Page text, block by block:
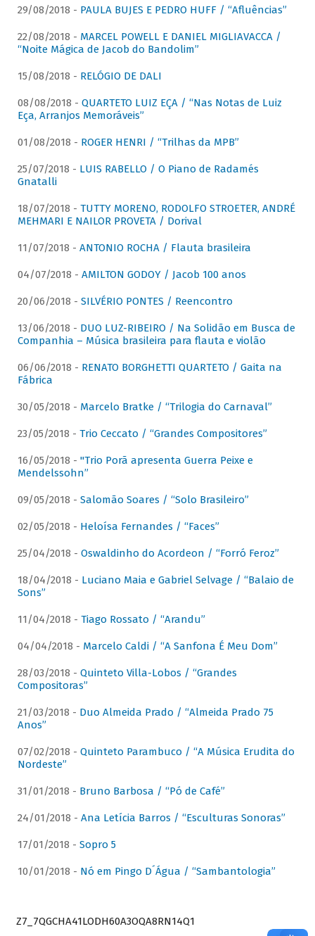
29/08/2018 - PAULA BUJES E PEDRO HUFF / “Afluências”
22/08/2018 - MARCEL POWELL E DANIEL MIGLIAVACCA /
“Noite Mágica de Jacob do Bandolim”
15/08/2018 - RELÓGIO DE DALI
08/08/2018 - QUARTETO LUIZ EÇA / “Nas Notas de Luiz
Eça, Arranjos Memoráveis”
01/08/2018 - ROGER HENRI / “Trilhas da MPB”
25/07/2018 - LUIS RABELLO / O Piano de Radamés
Gnatalli
18/07/2018 - TUTTY MORENO, RODOLFO STROETER, ANDRÉ
MEHMARI E NAILOR PROVETA / Dorival
11/07/2018 - ANTONIO ROCHA / Flauta brasileira
04/07/2018 - AMILTON GODOY / Jacob 100 anos
20/06/2018 - SILVÉRIO PONTES / Reencontro
13/06/2018 - DUO LUZ-RIBEIRO / Na Solidão em Busca de
Companhia – Música brasileira para flauta e violão
06/06/2018 - RENATO BORGHETTI QUARTETO / Gaita na
Fábrica
30/05/2018 - Marcelo Bratke / “Trilogia do Carnaval”
23/05/2018 - Trio Ceccato / “Grandes Compositores”
16/05/2018 - "Trio Porã apresenta Guerra Peixe e
Mendelssohn”
09/05/2018 - Salomão Soares / “Solo Brasileiro”
02/05/2018 - Heloísa Fernandes / “Faces”
25/04/2018 - Oswaldinho do Acordeon / “Forró Feroz”
18/04/2018 - Luciano Maia e Gabriel Selvage / “Balaio de
Sons”
11/04/2018 - Tiago Rossato / “Arandu”
04/04/2018 - Marcelo Caldi / “A Sanfona É Meu Dom”
28/03/2018 - Quinteto Villa-Lobos / “Grandes
Compositoras”
21/03/2018 - Duo Almeida Prado / “Almeida Prado 75
Anos”
07/02/2018 - Quinteto Parambuco / “A Música Erudita do
Nordeste”
31/01/2018 - Bruno Barbosa / “Pó de Café”
24/01/2018 - Ana Letícia Barros / “Esculturas Sonoras”
17/01/2018 - Sopro 5
10/01/2018 - Nó em Pingo D´Água / “Sambantologia”
Z7_7QGCHA41LODH60A3OQA8RN14Q1